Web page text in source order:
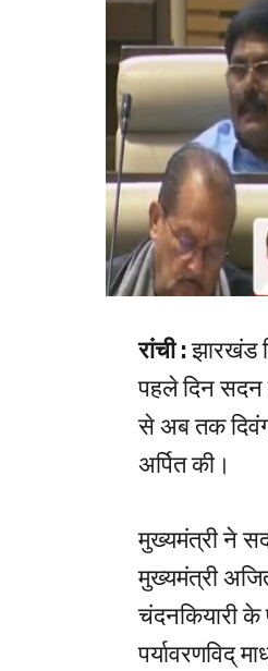
रांची :झारखंड
पहले दिन सदन
से अब तक
अर्पित की।
मुख्यमंत्री ने
मुख्यमंत्री
चंदनकियारी के
पर्यावरणविद्